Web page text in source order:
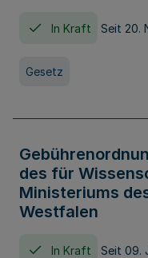
In Kraft Seit 20.
Gesetz
des für
Ministeriums
Westfalen
In Kraft Seit 09.